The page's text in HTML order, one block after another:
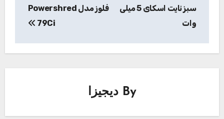
سبز نایت اسکای 5 میلی
وات
فلوز مدل Powershred
79Ci
By دیجیزا